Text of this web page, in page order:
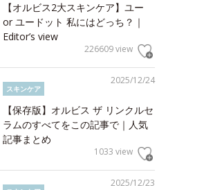
【オルビス2大スキンケア】ユー
or ユードット 私にはどっち？｜
Editor’s view
226609 view
2025/12/24
スキンケア
【保存版】オルビス ザ リンクルセ
ラムのすべてをこの記事で｜人気
記事まとめ
1033 view
2025/12/23